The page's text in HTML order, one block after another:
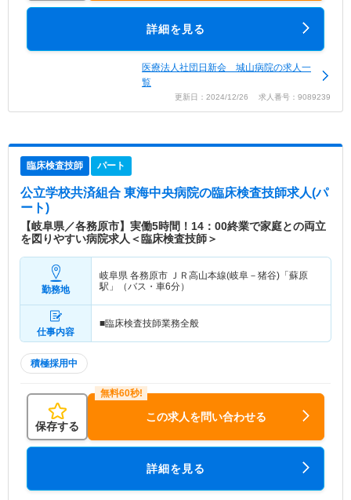
詳細を見る
医療法人社団日新会 城山病院の求人一
覧
更新日：2024/12/26 求人番号：9089239
臨床検査技師 パート
公立学校共済組合 東海中央病院の臨床検査技師求人(パ
ート)
【岐阜県／各務原市】実働5時間！14：00終業で家庭との両立
を図りやすい病院求人＜臨床検査技師＞
勤務地
岐阜県 各務原市 ＪＲ高山本線(岐阜－猪谷)「蘇原
駅」（バス・車6分）
仕事内容
■臨床検査技師業務全般
積極採用中
保存する
この求人を問い合わせる
詳細を見る